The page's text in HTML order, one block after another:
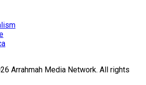
Arrahmah Media Network. All rights